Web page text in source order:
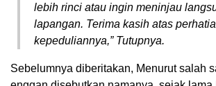
lebih rinci atau ingin meninjau
lapangan. Terima kasih atas
kepeduliannya,” Tutupnya.
Sebelumnya diberitakan, Menurut salah